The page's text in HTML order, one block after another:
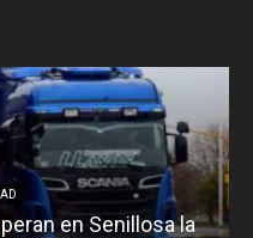
en Senillosa la